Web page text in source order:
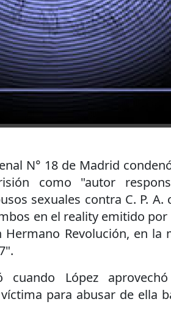
N° 18 de Madrid
como "autor
sexuales contra C. P.
en el reality emitido por
Hermano Revolución, en la
cuando López
para abusar de ella